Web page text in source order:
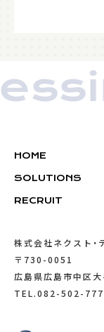
HOME
SOLUTIONS
RECRUIT
株式会社ネクスト・
〒730-0051
広島県広島市中区
TEL.082-502-